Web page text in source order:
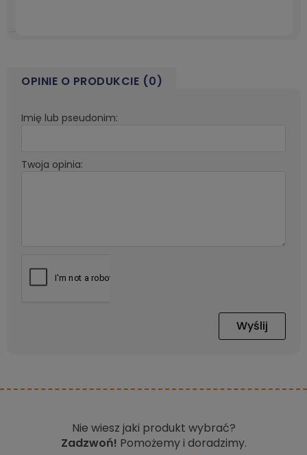
OPINIE O PRODUKCIE (0)
Imię lub pseudonim:
Twoja opinia:
Wyślij
Nie wiesz jaki produkt wybrać?
Zadzwoń! Pomożemy i doradzimy.